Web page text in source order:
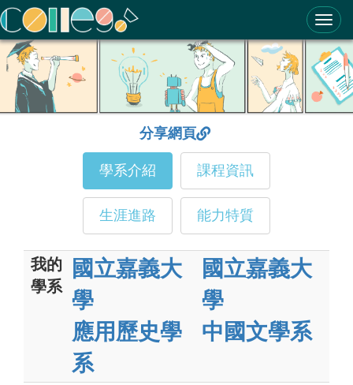
ColleGo! 大學選才與高中育才輔助系統
分享網頁
學系介紹 課程資訊
生涯進路 能力特質
我的
學系
國立嘉義大
學
應用歷史學
系
國立嘉義大
學
中國文學系